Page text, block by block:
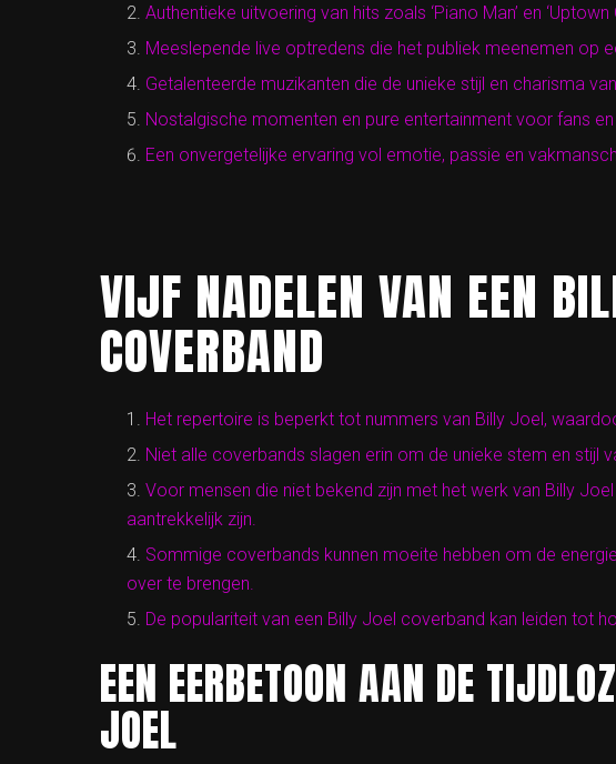
Authentieke uitvoering van hits zoals ‘Piano Man’ en ‘Uptown
Meeslepende live optredens die het publiek meenemen op
Getalenteerde muzikanten die de unieke stijl en charisma
Nostalgische momenten en pure entertainment voor fans
Een onvergetelijke ervaring vol emotie, passie en
VIJF NADELEN VAN EEN
COVERBAND
Het repertoire is beperkt tot nummers van Billy Joel,
Niet alle coverbands slagen erin om de unieke stem en stijl
Voor mensen die niet bekend zijn met het werk van Billy
aantrekkelijk zijn.
Sommige coverbands kunnen moeite hebben om de
over te brengen.
De populariteit van een Billy Joel coverband kan leiden tot
EEN EERBETOON AAN DE
JOEL